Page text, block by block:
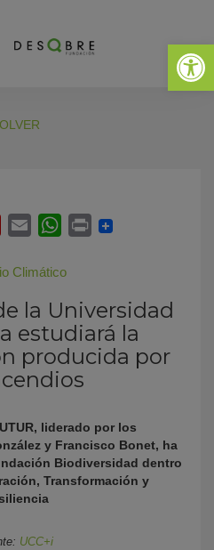
Abrir
Climático
la Universidad
estudiará la
producida por
liderado por los
y Francisco Bonet, ha
Biodiversidad dentro
Transformación y
UCC+i